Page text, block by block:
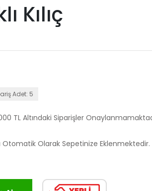
Kılıç
Adet: 5
TL Altındaki Siparişler
Otomatik Olarak Sepetinize Eklenmektedir.